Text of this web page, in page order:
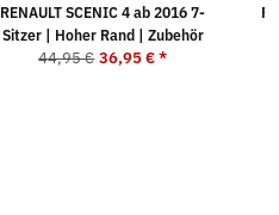
RENAULT SCENIC 4 ab 2016 7-
Sitzer | Hoher Rand | Zubehör
44,95 € 36,95 €*